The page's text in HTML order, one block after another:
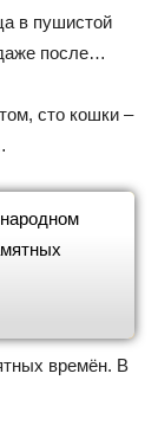
в пушистой
после…
сто кошки –
времён. В